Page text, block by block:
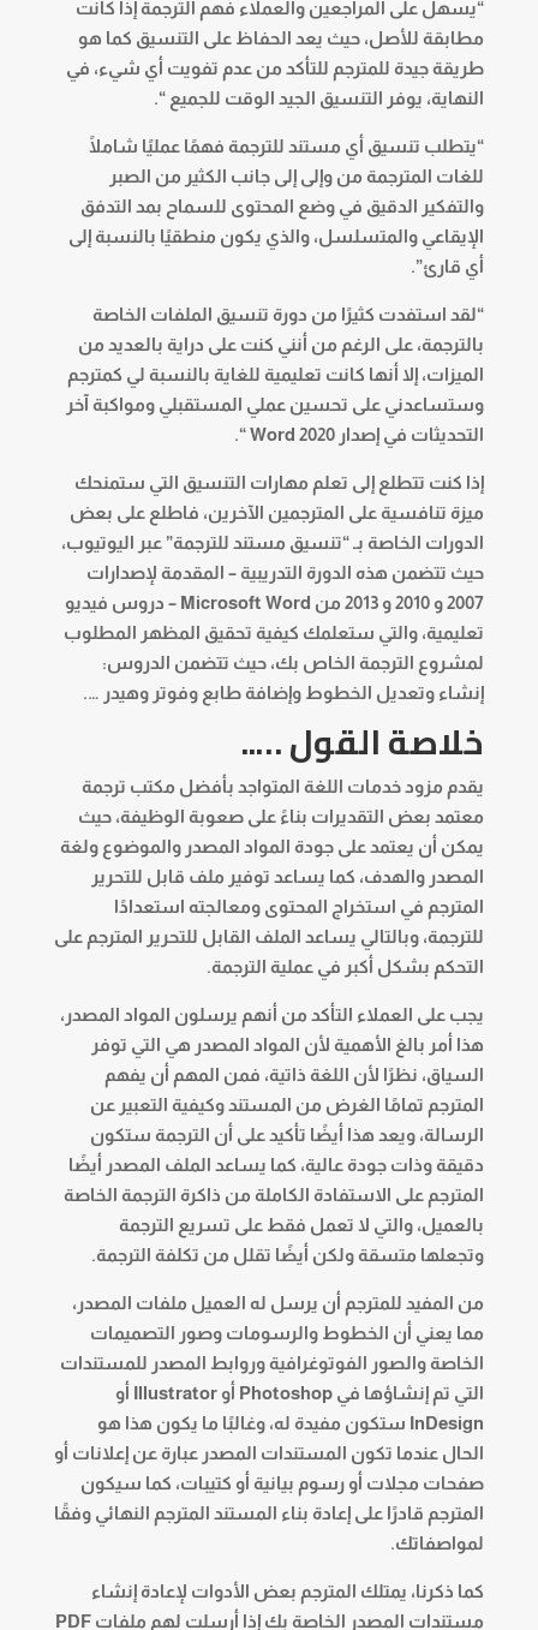
“يسهل على المراجعين والعملاء فهم الترجمة إذا كانت
مطابقة للأصل، حيث يعد الحفاظ على التنسيق كما هو
طريقة جيدة للمترجم للتأكد من عدم تفويت أي شيء، في
النهاية، يوفر التنسيق الجيد الوقت للجميع “.
“يتطلب تنسيق أي مستند للترجمة فهمًا عمليًا شاملًا
للغات المترجمة من وإلى إلى جانب الكثير من الصبر
والتفكير الدقيق في وضع المحتوى للسماح بمد التدفق
الإيقاعي والمتسلسل، والذي يكون منطقيًا بالنسبة إلى
أي قارئ”.
“لقد استفدت كثيرًا من دورة تنسيق الملفات الخاصة
بالترجمة، على الرغم من أنني كنت على دراية بالعديد من
الميزات، إلا أنها كانت تعليمية للغاية بالنسبة لي كمترجم
وستساعدني على تحسين عملي المستقبلي ومواكبة آخر
التحديثات في إصدار Word 2020 “.
إذا كنت تتطلع إلى تعلم مهارات التنسيق التي ستمنحك
ميزة تنافسية على المترجمين الآخرين، فاطلع على بعض
الدورات الخاصة بـ “تنسيق مستند للترجمة” عبر اليوتيوب،
حيث تتضمن هذه الدورة التدريبية – المقدمة لإصدارات
2007 و 2010 و 2013 من Microsoft Word – دروس فيديو
تعليمية، والتي ستعلمك كيفية تحقيق المظهر المطلوب
لمشروع الترجمة الخاص بك، حيث تتضمن الدروس:
إنشاء وتعديل الخطوط وإضافة طابع وفوتر وهيدر ….
خلاصة القول …..
يقدم مزود خدمات اللغة المتواجد بأفضل مكتب ترجمة
معتمد بعض التقديرات بناءً على صعوبة الوظيفة، حيث
يمكن أن يعتمد على جودة المواد المصدر والموضوع ولغة
المصدر والهدف، كما يساعد توفير ملف قابل للتحرير
المترجم في استخراج المحتوى ومعالجته استعدادًا
للترجمة، وبالتالي يساعد الملف القابل للتحرير المترجم على
التحكم بشكل أكبر في عملية الترجمة.
يجب على العملاء التأكد من أنهم يرسلون المواد المصدر،
هذا أمر بالغ الأهمية لأن المواد المصدر هي التي توفر
السياق، نظرًا لأن اللغة ذاتية، فمن المهم أن يفهم
المترجم تمامًا الغرض من المستند وكيفية التعبير عن
الرسالة، ويعد هذا أيضًا تأكيد على أن الترجمة ستكون
دقيقة وذات جودة عالية، كما يساعد الملف المصدر أيضًا
المترجم على الاستفادة الكاملة من ذاكرة الترجمة الخاصة
بالعميل، والتي لا تعمل فقط على تسريع الترجمة
وتجعلها متسقة ولكن أيضًا تقلل من تكلفة الترجمة.
من المفيد للمترجم أن يرسل له العميل ملفات المصدر،
مما يعني أن الخطوط والرسومات وصور التصميمات
الخاصة والصور الفوتوغرافية وروابط المصدر للمستندات
التي تم إنشاؤها في Photoshop أو Illustrator أو
InDesign ستكون مفيدة له، وغالبًا ما يكون هذا هو
الحال عندما تكون المستندات المصدر عبارة عن إعلانات أو
صفحات مجلات أو رسوم بيانية أو كتيبات، كما سيكون
المترجم قادرًا على إعادة بناء المستند المترجم النهائي وفقًا
لمواصفاتك.
كما ذكرنا، يمتلك المترجم بعض الأدوات لإعادة إنشاء
مستندات المصدر الخاصة بك إذا أرسلت لهم ملفات PDF